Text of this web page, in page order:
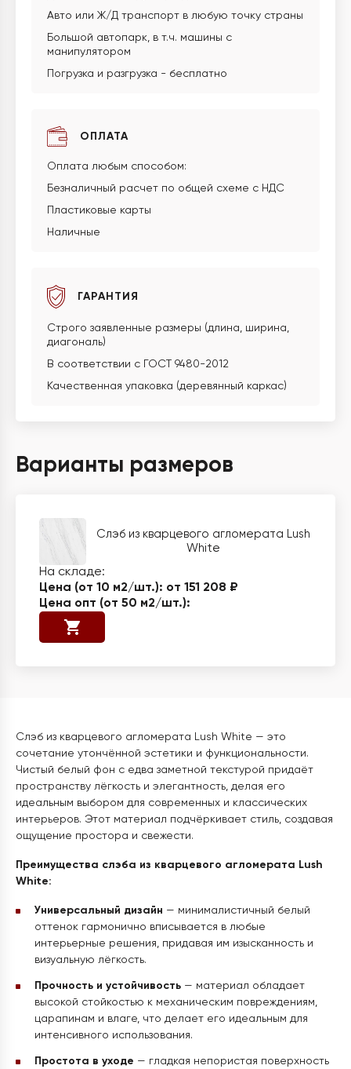
Авто или Ж/Д транспорт в любую точку страны
Большой автопарк, в т.ч. машины с
манипулятором
Погрузка и разгрузка - бесплатно
ОПЛАТА
Оплата любым способом:
Безналичный расчет по общей схеме с НДС
Пластиковые карты
Наличные
ГАРАНТИЯ
Строго заявленные размеры (длина, ширина,
диагональ)
В соответствии с ГОСТ 9480-2012
Качественная упаковка (деревянный каркас)
Варианты размеров
Слэб из кварцевого агломерата Lush
White
от 151 208 ₽
Слэб из кварцевого агломерата Lush White — это
сочетание утончённой эстетики и функциональности.
Чистый белый фон с едва заметной текстурой придаёт
пространству лёгкость и элегантность, делая его
идеальным выбором для современных и классических
интерьеров. Этот материал подчёркивает стиль, создавая
ощущение простора и свежести.
Преимущества слэба из кварцевого агломерата Lush
White:
Универсальный дизайн — минималистичный белый
оттенок гармонично вписывается в любые
интерьерные решения, придавая им изысканность и
визуальную лёгкость.
Прочность и устойчивость — материал обладает
высокой стойкостью к механическим повреждениям,
царапинам и влаге, что делает его идеальным для
интенсивного использования.
Простота в уходе — гладкая непористая поверхность